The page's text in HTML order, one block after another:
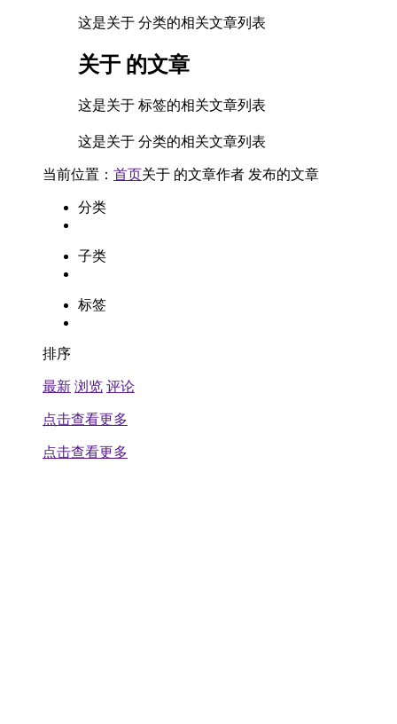
这是关于 分类的相关文章列表
关于 的文章
这是关于 标签的相关文章列表
这是关于 分类的相关文章列表
当前位置： 首页关于 的文章作者 发布的文章
分类
子类
标签
排序
最新 浏览 评论
点击查看更多
点击查看更多